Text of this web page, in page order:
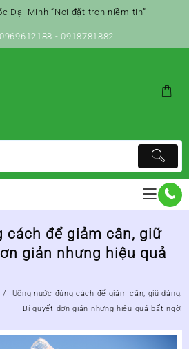
Đại Minh “Nơi đặt trọn niềm tin”
- 0918781882
cách để giảm cân, giữ
giản nhưng hiệu quả
Uống nước đúng cách để giảm cân, giữ dáng:
Bí quyết đơn giản nhưng hiệu quả bất ngờ!